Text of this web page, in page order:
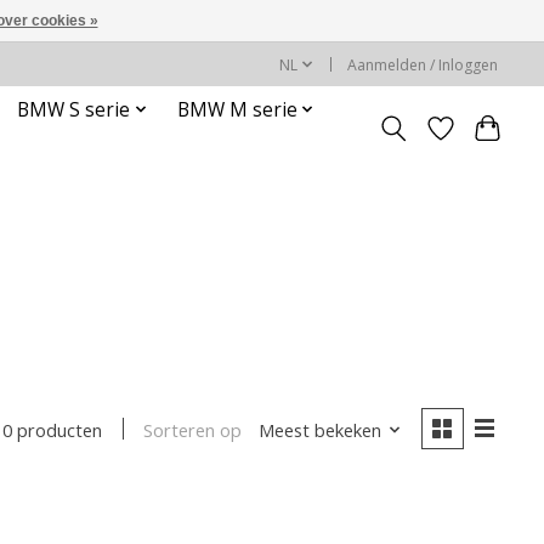
NL Aanmelden / Inloggen
BMW S serie
BMW M serie
0 producten Sorteren op Meest bekeken
cookies »